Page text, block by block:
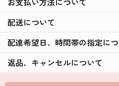
配送について
配達希望日、時間帯の指定に
返品、キャンセルについて